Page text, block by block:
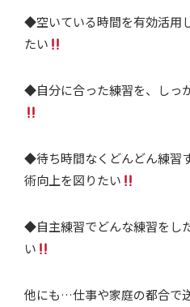
◆空いている時間を有効活用
たい
◆自分に合った練習を、しっ
◆待ち時間なくどんどん練習
術向上を図りたい
◆自主練習でどんな練習をし
い
他にも…仕事や家庭の都合で